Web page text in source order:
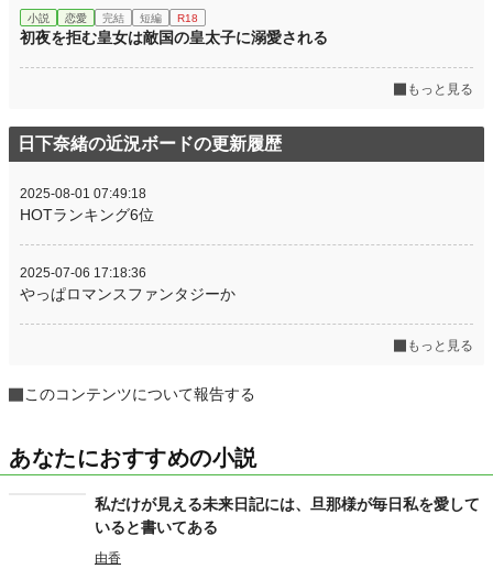
小説 恋愛 完結 短編 R18
初夜を拒む皇女は敵国の皇太子に溺愛される
もっと見る
日下奈緒の近況ボードの更新履歴
2025-08-01 07:49:18
HOTランキング6位
2025-07-06 17:18:36
やっぱロマンスファンタジーか
もっと見る
このコンテンツについて報告する
あなたにおすすめの小説
私だけが見える未来日記には、旦那様が毎日私を愛して
いると書いてある
由香